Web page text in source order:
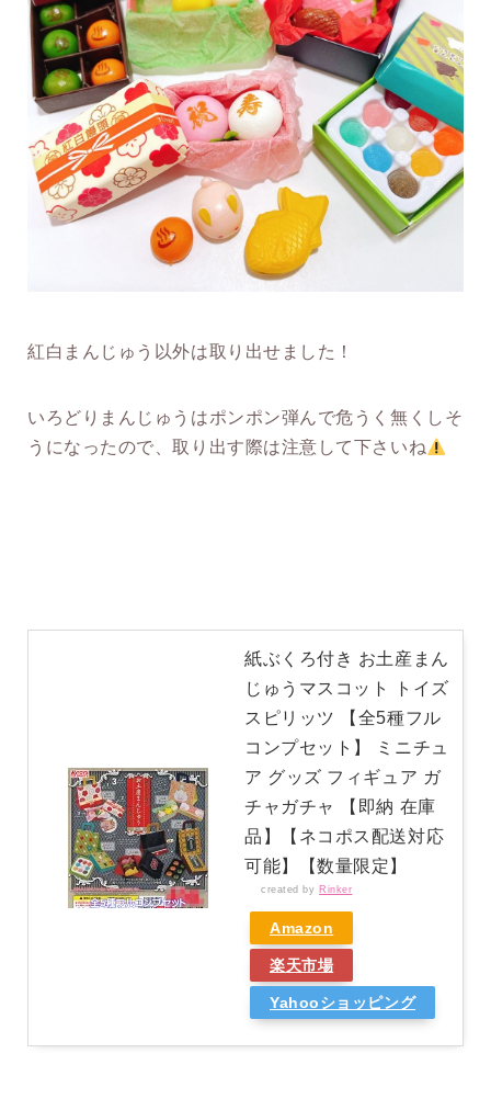
紅白まんじゅう以外は取り出せました！
いろどりまんじゅうはポンポン弾んで危うく無くしそ
うになったので、取り出す際は注意して下さいね
紙ぶくろ付き お土産まん
じゅうマスコット トイズ
スピリッツ 【全5種フル
コンプセット】 ミニチュ
ア グッズ フィギュア ガ
チャガチャ 【即納 在庫
品】【ネコポス配送対応
可能】【数量限定】
created by Rinker
Amazon
楽天市場
Yahooショッピング